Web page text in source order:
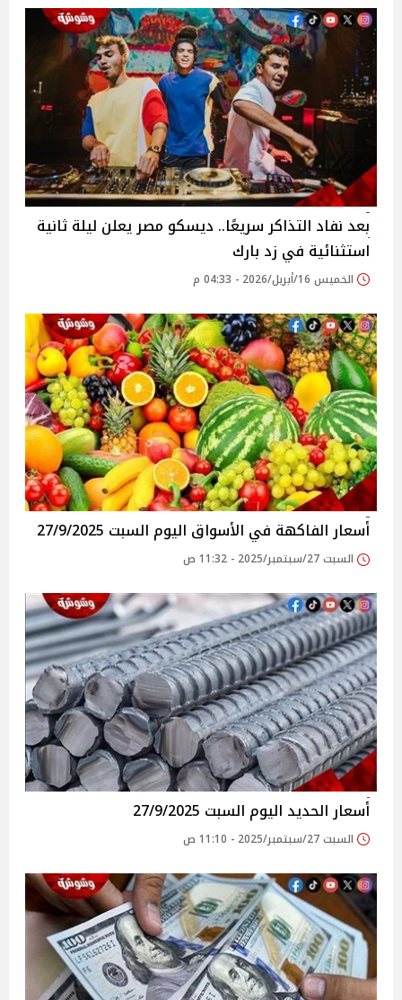
بعد نفاد التذاكر سريعًا.. ديسكو مصر يعلن ليلة ثانية
استثنائية في زد بارك
الخميس 16/أبريل/2026 - 04:33 م
أسعار الفاكهة في الأسواق‎‎ اليوم السبت 27/9/2025
السبت 27/سبتمبر/2025 - 11:32 ص
أسعار الحديد اليوم السبت 27/9/2025
السبت 27/سبتمبر/2025 - 11:10 ص